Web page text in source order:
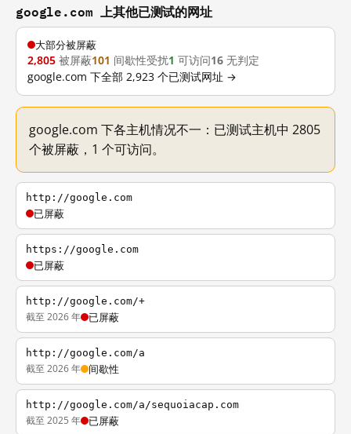
google.com 上其他已测试的网址
大部分被屏蔽
2,805 被屏蔽101 间歇性受扰1 可访问16 无判定
google.com 下全部 2,923 个已测试网址 →
google.com 下各主机情况不一：已测试主机中 2805
个被屏蔽，1 个可访问。
http://google.com
已屏蔽
https://google.com
已屏蔽
http://google.com/+
截至 2026 年 已屏蔽
http://google.com/a
截至 2026 年 间歇性
http://google.com/a/sequoiacap.com
截至 2025 年 已屏蔽